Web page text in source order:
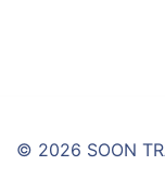
© 2026 SOON